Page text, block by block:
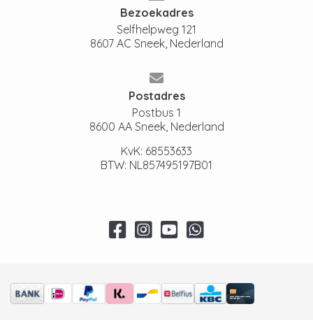
Bezoekadres
Selfhelpweg 121
8607 AC Sneek, Nederland
Postadres
Postbus 1
8600 AA Sneek, Nederland
KvK: 68553633
BTW: NL857495197B01